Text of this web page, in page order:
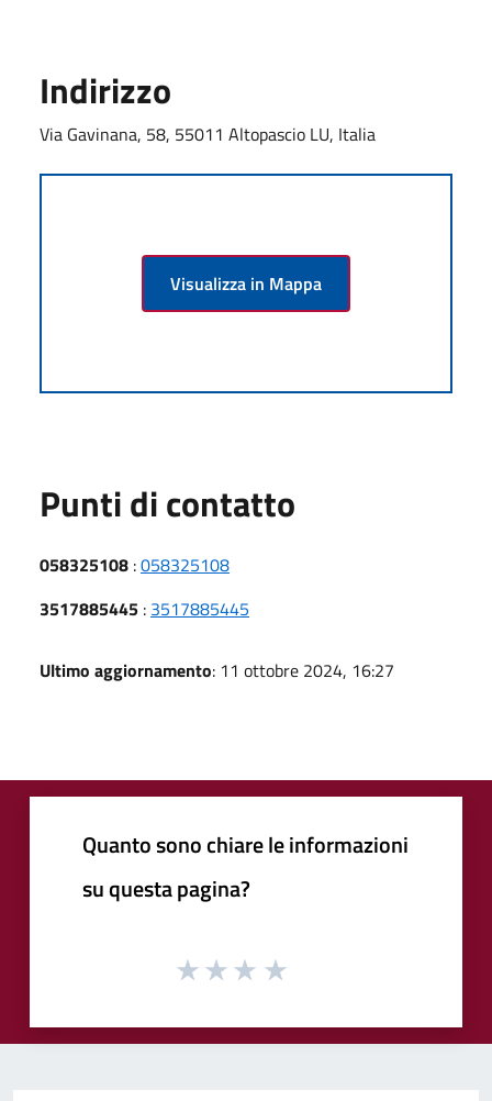
Indirizzo
Via Gavinana, 58, 55011 Altopascio LU, Italia
Visualizza in Mappa
Punti di contatto
058325108 :058325108
3517885445 : 3517885445
Ultimo aggiornamento: 11 ottobre 2024, 16:27
Quanto sono chiare le informazioni
su questa pagina?